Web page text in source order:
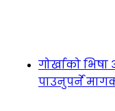
गोर्खाको
पाउनुपर्ने